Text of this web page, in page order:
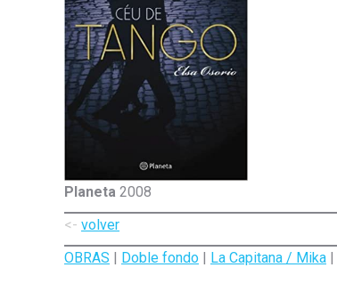
Planeta 2008
<- volver
OBRAS | Doble fondo | La Capitana / Mika |